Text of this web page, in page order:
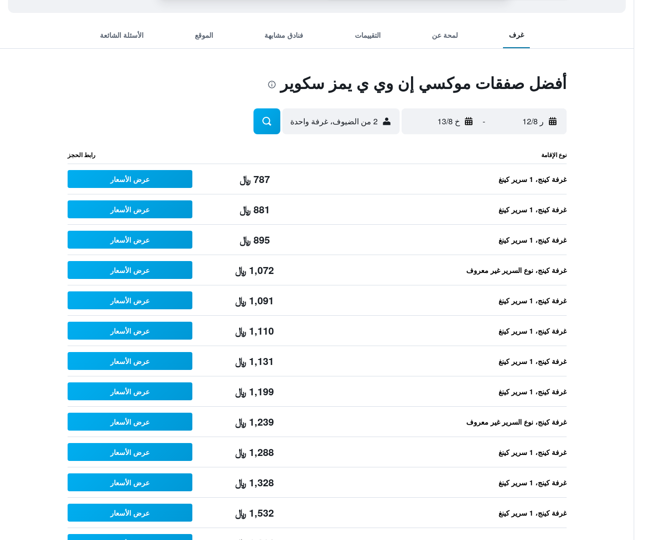
غرف لمحة عن التقييمات فنادق مشابهة الموقع الأسئلة الشائعة
أفضل صفقات موكسي إن وي ي يمز سكوير
ر 12/8 - خ 13/8 2 من الضيوف، غرفة واحدة
نوع الإقامة رابط الحجز
غرفة كينج، 1 سرير كينغ 787 ﷼ عرض الأسعار
غرفة كينج، 1 سرير كينغ 881 ﷼ عرض الأسعار
غرفة كينج، 1 سرير كينغ 895 ﷼ عرض الأسعار
غرفة كينج، نوع السرير غير معروف 1,072 ﷼ عرض الأسعار
غرفة كينج، 1 سرير كينغ 1,091 ﷼ عرض الأسعار
غرفة كينج، 1 سرير كينغ 1,110 ﷼ عرض الأسعار
غرفة كينج، 1 سرير كينغ 1,131 ﷼ عرض الأسعار
غرفة كينج، 1 سرير كينغ 1,199 ﷼ عرض الأسعار
غرفة كينج، نوع السرير غير معروف 1,239 ﷼ عرض الأسعار
غرفة كينج، 1 سرير كينغ 1,288 ﷼ عرض الأسعار
غرفة كينج، 1 سرير كينغ 1,328 ﷼ عرض الأسعار
غرفة كينج، 1 سرير كينغ 1,532 ﷼ عرض الأسعار